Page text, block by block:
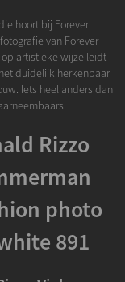
hoort bij Forever
van Forever
artistieke wijze leidt
duidelijk herkenbaar
Iets heel anders dan
Rizzo
photo
891